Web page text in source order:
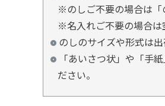
※のしご不要の場合は「
※名入れご不要の場合は
のしのサイズや形式は
「あいさつ状」や「手
ださい。